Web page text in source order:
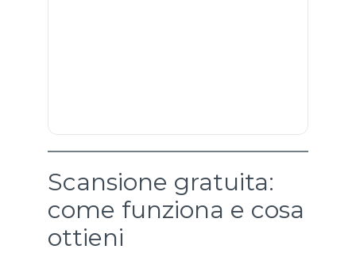
Scansione gratuita:
come funziona e cosa
ottieni